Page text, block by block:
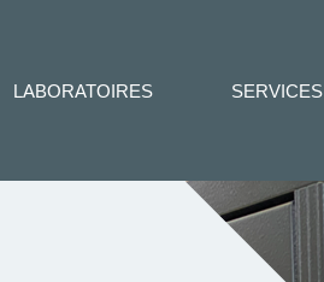
LABORATOIRES SERVICES